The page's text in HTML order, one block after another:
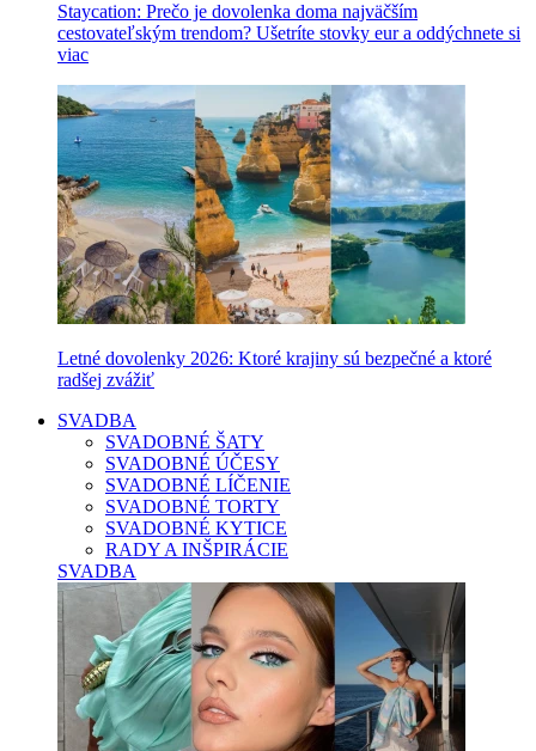
Staycation: Prečo je dovolenka doma najväčším
cestovateľským trendom? Ušetríte stovky eur a oddýchnete si
viac
Letné dovolenky 2026: Ktoré krajiny sú bezpečné a ktoré
radšej zvážiť
SVADBA
SVADOBNÉ ŠATY
SVADOBNÉ ÚČESY
SVADOBNÉ LÍČENIE
SVADOBNÉ TORTY
SVADOBNÉ KYTICE
RADY A INŠPIRÁCIE
SVADBA